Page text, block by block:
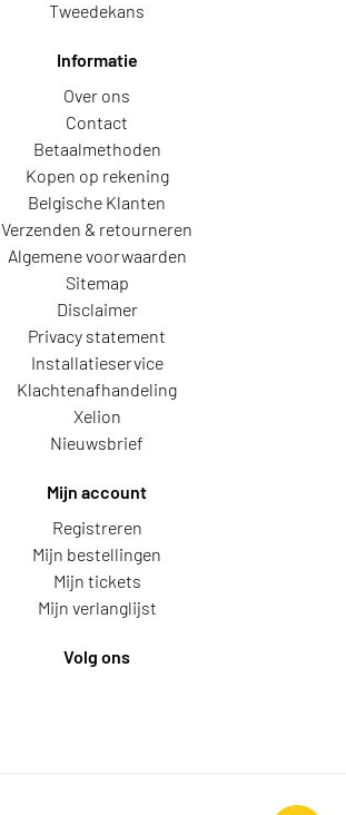
Tweedekans
Informatie
Over ons
Contact
Betaalmethoden
Kopen op rekening
Belgische Klanten
Verzenden & retourneren
Algemene voorwaarden
Sitemap
Disclaimer
Privacy statement
Installatieservice
Klachtenafhandeling
Xelion
Nieuwsbrief
Mijn account
Registreren
Mijn bestellingen
Mijn tickets
Mijn verlanglijst
Volg ons